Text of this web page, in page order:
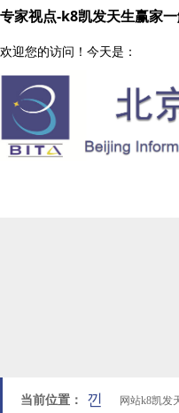
专家视点-k8凯发天生赢家
欢迎您的访问！今天是：
当前位置： 낀 网站k8凯发